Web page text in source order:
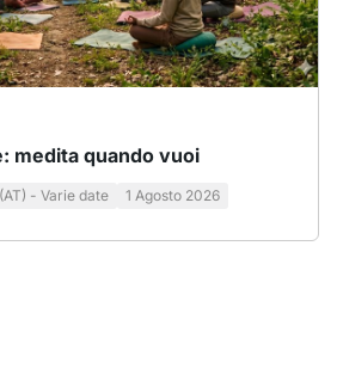
medita quando vuoi
- Varie date 1 Agosto 2026